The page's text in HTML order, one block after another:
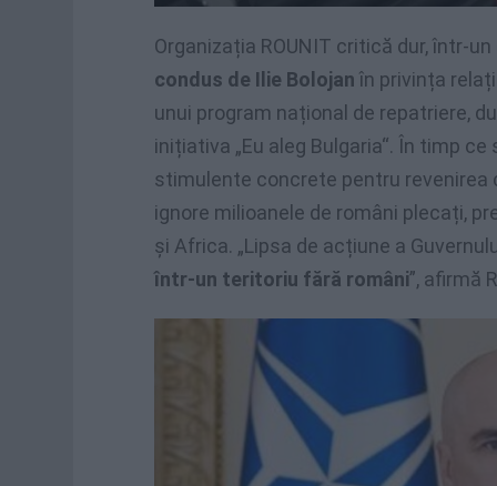
Organizația ROUNIT critică dur, într-
condus de Ilie Bolojan în privința
unui program național de repatriere,
inițiativa „Eu aleg Bulgaria“. În timp
stimulente concrete pentru revenirea
ignore milioanele de români plecați,
și Africa. „Lipsa de acțiune a
într-un teritoriu fără români”, afirmă